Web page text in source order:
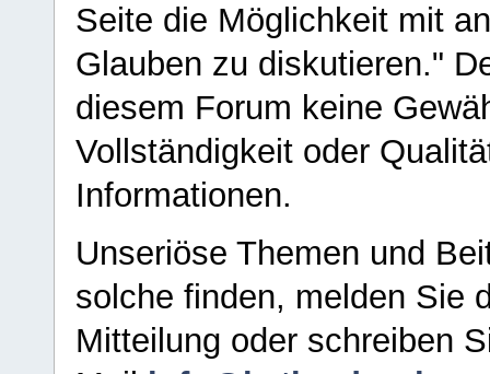
Seite die Möglichkeit mit
Glauben zu diskutieren."
diesem Forum keine
Vollständigkeit oder
Informationen.
Unseriöse Themen und
solche finden, melden Sie
Mitteilung oder schreiben